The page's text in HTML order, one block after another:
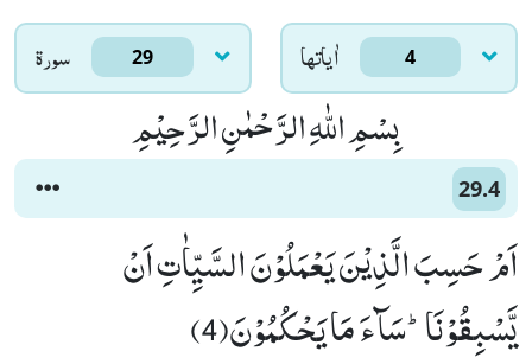
سورۃ 29 اٰياتها 4
بِسْمِ اللّٰهِ الرَّحْمٰنِ الرَّحِیْمِ
29.4
اَمْ حَسِبَ الَّذِیْنَ یَعْمَلُوْنَ السَّیِّاٰتِ اَنْ
یَّسْبِقُوْنَاؕ-سَآءَ مَا یَحْكُمُوْنَ(4)